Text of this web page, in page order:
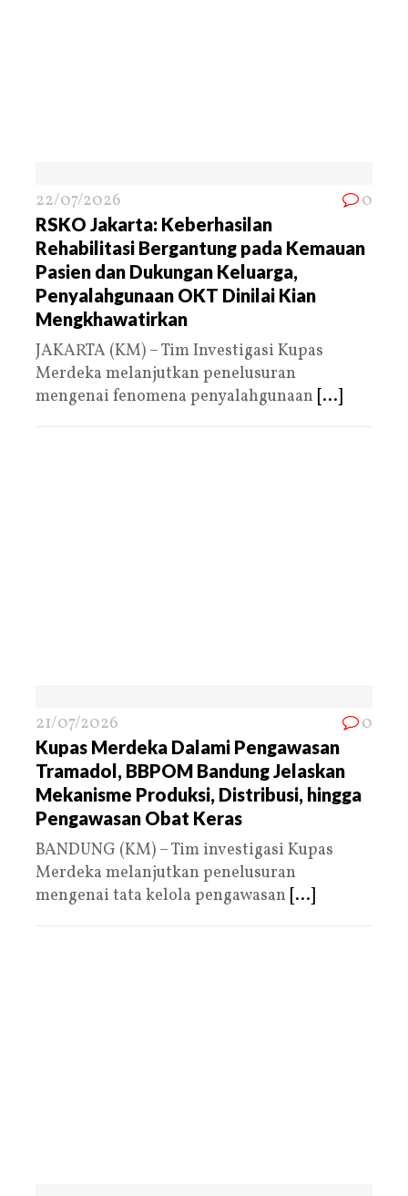
22/07/2026 0
RSKO Jakarta: Keberhasilan
Rehabilitasi Bergantung pada Kemauan
Pasien dan Dukungan Keluarga,
Penyalahgunaan OKT Dinilai Kian
Mengkhawatirkan
JAKARTA (KM) – Tim Investigasi Kupas
Merdeka melanjutkan penelusuran
mengenai fenomena penyalahgunaan [...]
21/07/2026 0
Kupas Merdeka Dalami Pengawasan
Tramadol, BBPOM Bandung Jelaskan
Mekanisme Produksi, Distribusi, hingga
Pengawasan Obat Keras
BANDUNG (KM) – Tim investigasi Kupas
Merdeka melanjutkan penelusuran
mengenai tata kelola pengawasan [...]